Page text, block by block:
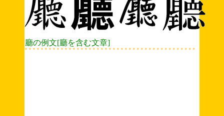
廳の例文[廳を含む文章]